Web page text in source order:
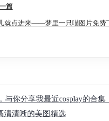
篇
就点进来——梦里一只喵图片免费
与你分享我最近cosplay的合集
清清晰的美图精选